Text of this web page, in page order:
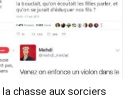
chasse aux sorciers